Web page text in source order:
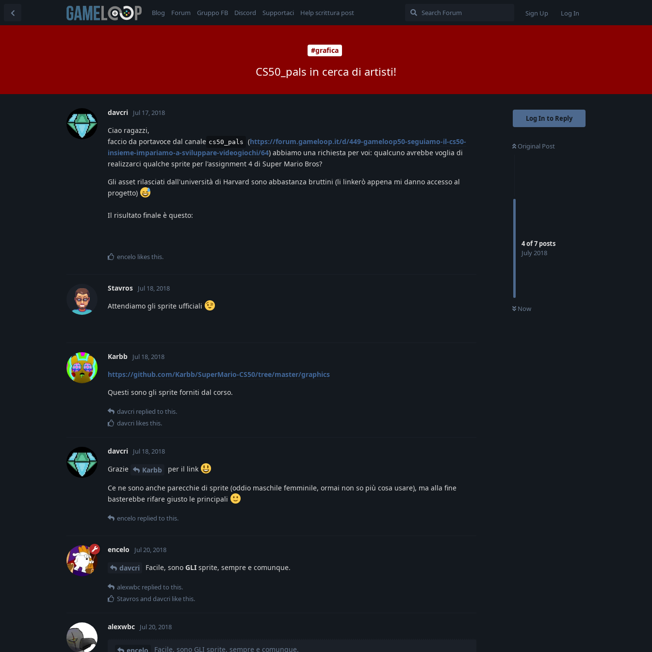
Blog Forum Gruppo FB Discord Supportaci Help scrittura post Sign Up Log In
#grafica
CS50_pals in cerca di artisti!
Log In to Reply
Original Post
4of7 posts
July 2018
Now
davcri Jul 17, 2018
Ciao ragazzi,
faccio da portavoce dal canale cs50_pals (https://forum.gameloop.it/d/449-gameloop50-seguiamo-il-cs50-
insieme-impariamo-a-sviluppare-videogiochi/64) abbiamo una richiesta per voi: qualcuno avrebbe voglia di
realizzarci qualche sprite per l'assignment 4 di Super Mario Bros?
Gli asset rilasciati dall'università di Harvard sono abbastanza bruttini (li linkerò appena mi danno accesso al
progetto)
Il risultato finale è questo:
encelo likes this.
Stavros Jul 18, 2018
Attendiamo gli sprite ufficiali
Karbb Jul 18, 2018
https://github.com/Karbb/SuperMario-CS50/tree/master/graphics
Questi sono gli sprite forniti dal corso.
davcri replied to this.
davcri likes this.
davcri Jul 18, 2018
Grazie Karbb per il link
Ce ne sono anche parecchie di sprite (oddio maschile femminile, ormai non so più cosa usare), ma alla fine
basterebbe rifare giusto le principali
encelo replied to this.
encelo Jul 20, 2018
davcri Facile, sono GLI sprite, sempre e comunque.
alexwbc replied to this.
Stavrosand davcri like this.
alexwbc Jul 20, 2018
Facile, sono GLI sprite, sempre e comunque.